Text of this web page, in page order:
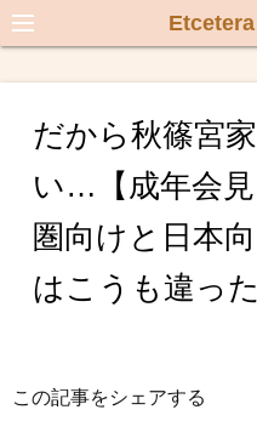
だから秋篠宮
い…【成年会
圏向けと日本
はこうも違った
この記事をシェアする